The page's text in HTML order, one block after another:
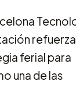
ferial para
una de las